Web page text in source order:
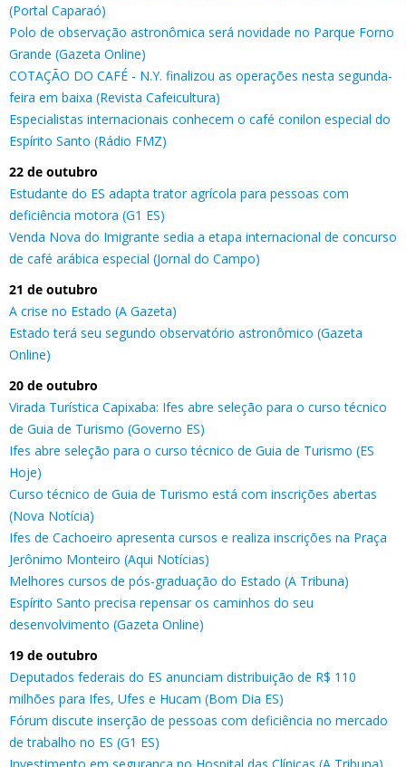
(Portal Caparaó)
Polo de observação astronômica será novidade no Parque Forno
Grande (Gazeta Online)
COTAÇÃO DO CAFÉ - N.Y. finalizou as operações nesta segunda-
feira em baixa (Revista Cafeicultura)
Especialistas internacionais conhecem o café conilon especial do
Espírito Santo (Rádio FMZ)
22 de outubro
Estudante do ES adapta trator agrícola para pessoas com
deficiência motora (G1 ES)
Venda Nova do Imigrante sedia a etapa internacional de concurso
de café arábica especial (Jornal do Campo)
21 de outubro
A crise no Estado (A Gazeta)
Estado terá seu segundo observatório astronômico (Gazeta
Online)
20 de outubro
Virada Turística Capixaba: Ifes abre seleção para o curso técnico
de Guia de Turismo (Governo ES)
Ifes abre seleção para o curso técnico de Guia de Turismo (ES
Hoje)
Curso técnico de Guia de Turismo está com inscrições abertas
(Nova Notícia)
Ifes de Cachoeiro apresenta cursos e realiza inscrições na Praça
Jerônimo Monteiro (Aqui Notícias)
Melhores cursos de pós-graduação do Estado (A Tribuna)
Espírito Santo precisa repensar os caminhos do seu
desenvolvimento (Gazeta Online)
19 de outubro
Deputados federais do ES anunciam distribuição de R$ 110
milhões para Ifes, Ufes e Hucam (Bom Dia ES)
Fórum discute inserção de pessoas com deficiência no mercado
de trabalho no ES (G1 ES)
Investimento em segurança no Hospital das Clínicas (A Tribuna)